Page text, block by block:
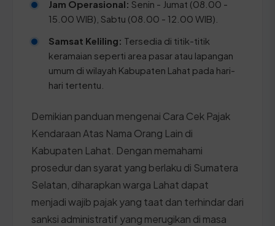
Jam Operasional: Senin - Jumat (08.00 -
15.00 WIB), Sabtu (08.00 - 12.00 WIB).
Samsat Keliling: Tersedia di titik-titik
keramaian seperti area pasar atau lapangan
umum di wilayah Kabupaten Lahat pada hari-
hari tertentu.
Demikian panduan mengenai Cara Cek Pajak
Kendaraan Atas Nama Orang Lain di
Kabupaten Lahat. Dengan memahami
prosedur dan syarat yang berlaku di Sumatera
Selatan, diharapkan warga Lahat dapat
menjadi wajib pajak yang taat dan terhindar dari
sanksi administratif yang merugikan di masa